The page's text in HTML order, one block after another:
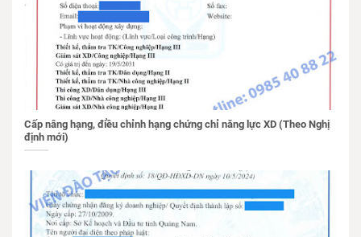
Cấp nâng hạng, điều chỉnh hạng chứng chỉ năng lực XD (Theo Nghị
định mới)